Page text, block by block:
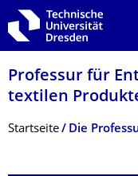
Zur Hauptnavigation
Zur Suche springen
Zum Inhalt springen
Professur für
textilen
Breadcrumb-Menü
Startseite Die